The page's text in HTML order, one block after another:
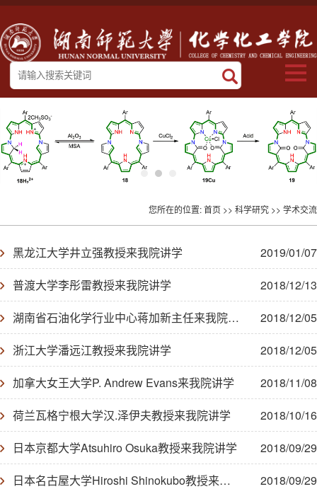
您所在的位置:首页 >> 科学研究 >> 学术交流
2019/01/07
黑龙江大学井立强教授来我院讲学
2018/12/13
普渡大学李彤雷教授来我院讲学
2018/12/05
湖南省石油化学行业中心蒋加新主任来我院讲学
2018/12/05
浙江大学潘远江教授来我院讲学
2018/11/08
加拿大女王大学P. Andrew Evans来我院讲学
2018/10/16
荷兰瓦格宁根大学汉.泽伊夫教授来我院讲学
2018/09/29
日本京都大学Atsuhiro Osuka教授来我院讲学
2018/09/29
日本名古屋大学Hiroshi Shinokubo教授来我院讲学